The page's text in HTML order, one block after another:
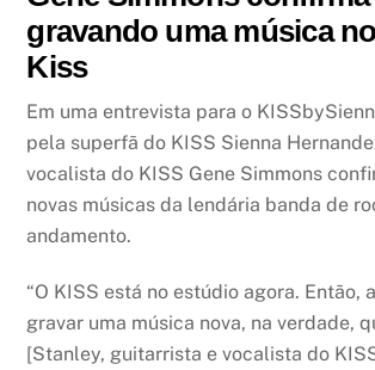
gravando uma música
Kiss
Em uma entrevista para o
pela superfã do KISS Sienna
vocalista do KISS Gene Simmons
novas músicas da lendária banda de
andamento.
“O KISS está no estúdio agora. Então,
gravar uma música nova, na verdade,
[Stanley, guitarrista e vocalista do